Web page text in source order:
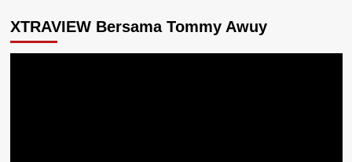
XTRAVIEW Bersama Tommy Awuy